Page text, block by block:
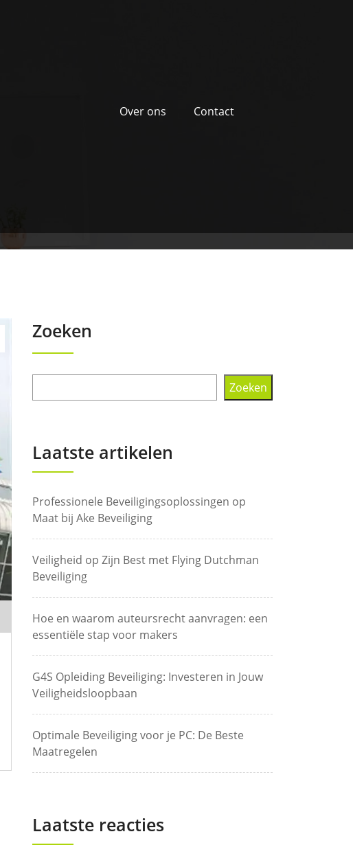
Over ons Contact
Zoeken
Zoeken
Laatste artikelen
Professionele Beveiligingsoplossingen op
Maat bij Ake Beveiliging
Veiligheid op Zijn Best met Flying Dutchman
Beveiliging
Hoe en waarom auteursrecht aanvragen: een
essentiële stap voor makers
G4S Opleiding Beveiliging: Investeren in Jouw
Veiligheidsloopbaan
Optimale Beveiliging voor je PC: De Beste
Maatregelen
Laatste reacties